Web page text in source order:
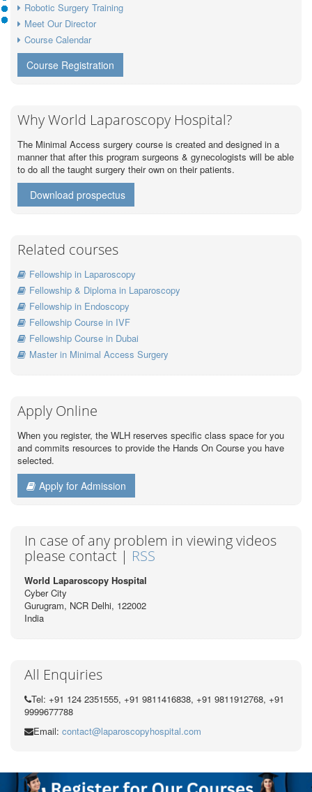
Robotic Surgery Training
Meet Our Director
Course Calendar
Course Registration
Why World Laparoscopy Hospital?
The Minimal Access surgery course is created and designed in a
manner that after this program surgeons & gynecologists will be able
to do all the taught surgery their own on their patients.
Download prospectus
Related courses
Fellowship in Laparoscopy
Fellowship & Diploma in Laparoscopy
Fellowship in Endoscopy
Fellowship Course in IVF
Fellowship Course in Dubai
Master in Minimal Access Surgery
Apply Online
When you register, the WLH reserves specific class space for you
and commits resources to provide the Hands On Course you have
selected.
Apply for Admission
In case of any problem in viewing videos
please contact | RSS
World Laparoscopy Hospital
Cyber City
Gurugram, NCR Delhi, 122002
India
All Enquiries
Tel: +91 124 2351555, +91 9811416838, +91 9811912768, +91
9999677788
Email: contact@laparoscopyhospital.com